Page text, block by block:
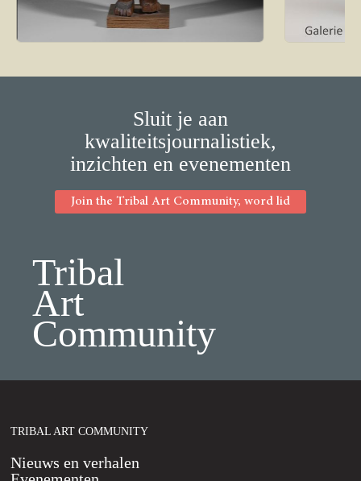
Sluit je aan
kwaliteitsjournalistiek,
inzichten en evenementen
Join the Tribal Art Community, word lid
Tribal
Art
Community
TRIBAL ART COMMUNITY
Nieuws en verhalen